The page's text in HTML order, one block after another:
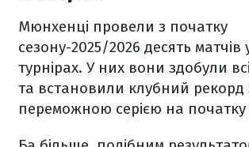
Мюнхенці провели з початку
сезону-2025/2026 десять матчів
турнірах. У них вони здобули
та встановили клубний рекорд
переможною серією на початку